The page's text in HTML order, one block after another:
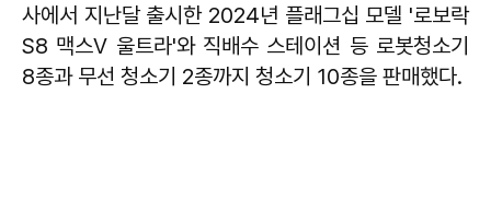
사에서 지난달 출시한 2024년 플래그십 모델 '로보락
S8 맥스V 울트라'와 직배수 스테이션 등 로봇청소기
8종과 무선 청소기 2종까지 청소기 10종을 판매했다.